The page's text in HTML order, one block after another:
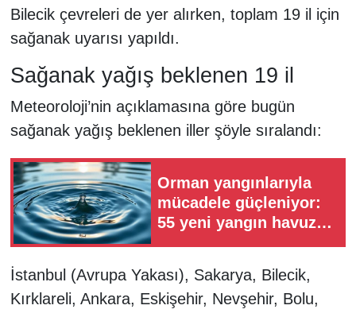
Bilecik çevreleri de yer alırken, toplam 19 il için
sağanak uyarısı yapıldı.
Sağanak yağış beklenen 19 il
Meteoroloji’nin açıklamasına göre bugün
sağanak yağış beklenen iller şöyle sıralandı:
Orman yangınlarıyla
mücadele güçleniyor:
55 yeni yangın havuzu
İstanbul (Avrupa Yakası), Sakarya, Bilecik,
Kırklareli, Ankara, Eskişehir, Nevşehir, Bolu,